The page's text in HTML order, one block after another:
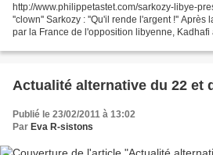
http://www.philippetastet.com/sarkozy-libye-
''clown'' Sarkozy : ''Qu'il rende l'argent !'' Après
par la France de l'opposition libyenne, Kadhafi
Actualité alternative du 22 et
Publié le 23/02/2011 à 13:02
Par Eva R-sistons